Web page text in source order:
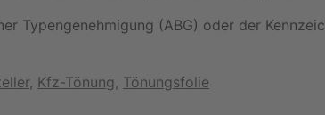
Typengenehmigung (ABG) oder der
, Kfz-Tönung, Tönungsfolie